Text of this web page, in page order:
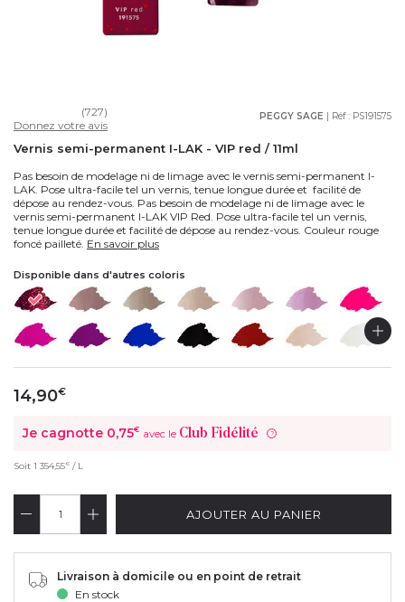
PEGGY SAGE | Réf : PS191575
(727)
Donnez votre avis
Vernis semi-permanent I-LAK - VIP red / 11ml
Pas besoin de modelage ni de limage avec le vernis semi-permanent I-
LAK. Pose ultra-facile tel un vernis, tenue longue durée et facilité de
dépose au rendez-vous. Pas besoin de modelage ni de limage avec le
vernis semi-permanent I-LAK VIP Red. Pose ultra-facile tel un vernis,
tenue longue durée et facilité de dépose au rendez-vous. Couleur rouge
foncé pailleté. En savoir plus
Disponible dans d'autres coloris
14,90€
Je cagnotte 0,75€ avec le Club Fidélité ?
Soit 1 354,55€ / L
AJOUTER AU PANIER
Livraison à domicile ou en point de retrait
En stock